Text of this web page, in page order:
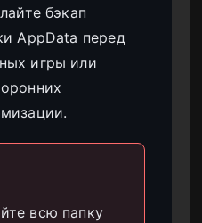
бэкап
AppData перед
игры или
всю папку